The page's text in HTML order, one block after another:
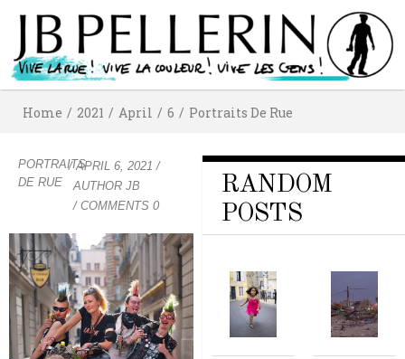
Home / 2021 / April / 6 / Portraits De Rue
PORTRAITS
DE RUE
/APRIL 6, 2021 /
AUTHORJB
/ COMMENTS 0
RANDOM
POSTS